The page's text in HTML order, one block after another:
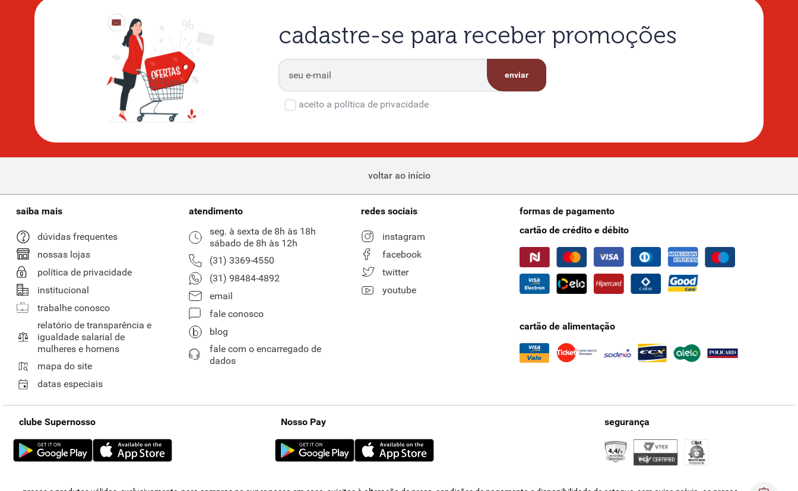
cadastre-se para receber promoções
enviar
aceito a política de privacidade
voltar ao início
saiba mais
dúvidas frequentes
nossas lojas
política de privacidade
institucional
trabalhe conosco
relatório de transparência e
igualdade salarial de
mulheres e homens
mapa do site
datas especiais
atendimento
seg. à sexta de 8h às 18h
sábado de 8h às 12h
(31) 3369-4550
(31) 98484-4892
email
fale conosco
blog
fale com o encarregado de
dados
redes sociais
instagram
facebook
twitter
youtube
formas de pagamento
cartão de crédito e débito
cartão de alimentação
clube Supernosso Nosso Pay segurança